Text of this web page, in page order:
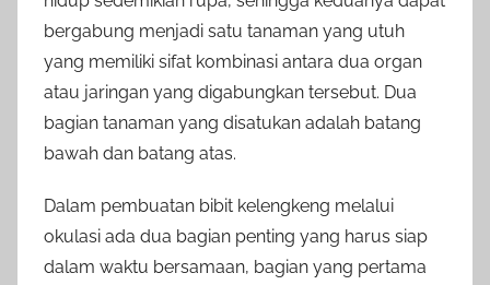
bergabung menjadi satu tanaman yang utuh
yang memiliki sifat kombinasi antara dua organ
atau jaringan yang digabungkan tersebut. Dua
bagian tanaman yang disatukan adalah batang
bawah dan batang atas.
Dalam pembuatan bibit kelengkeng melalui
okulasi ada dua bagian penting yang harus siap
dalam waktu bersamaan, bagian yang pertama